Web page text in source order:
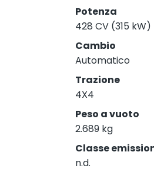
Potenza
428 CV (315 kW)
Cambio
Automatico
Trazione
4X4
Peso a vuoto
2.689 kg
Classe
n.d.